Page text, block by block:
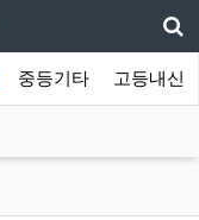
중등기타 고등내신